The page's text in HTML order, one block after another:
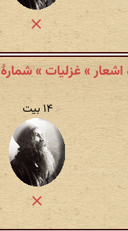
» غزلیات » شمارهٔ ۶۰
۱۴ بیت